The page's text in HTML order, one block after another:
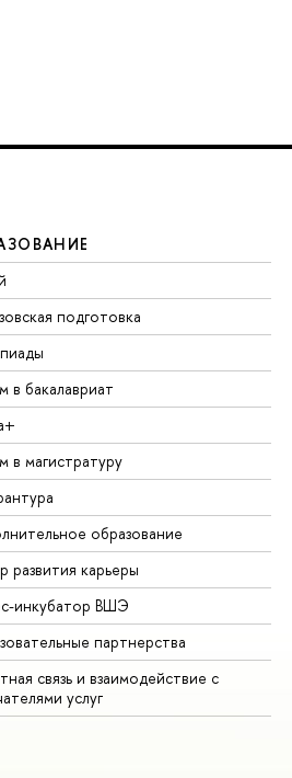
подготовка
в бакалавриат
в магистратуру
образование
развития карьеры
инкубатор ВШЭ
партнерства
связь и взаимодействие с
услуг